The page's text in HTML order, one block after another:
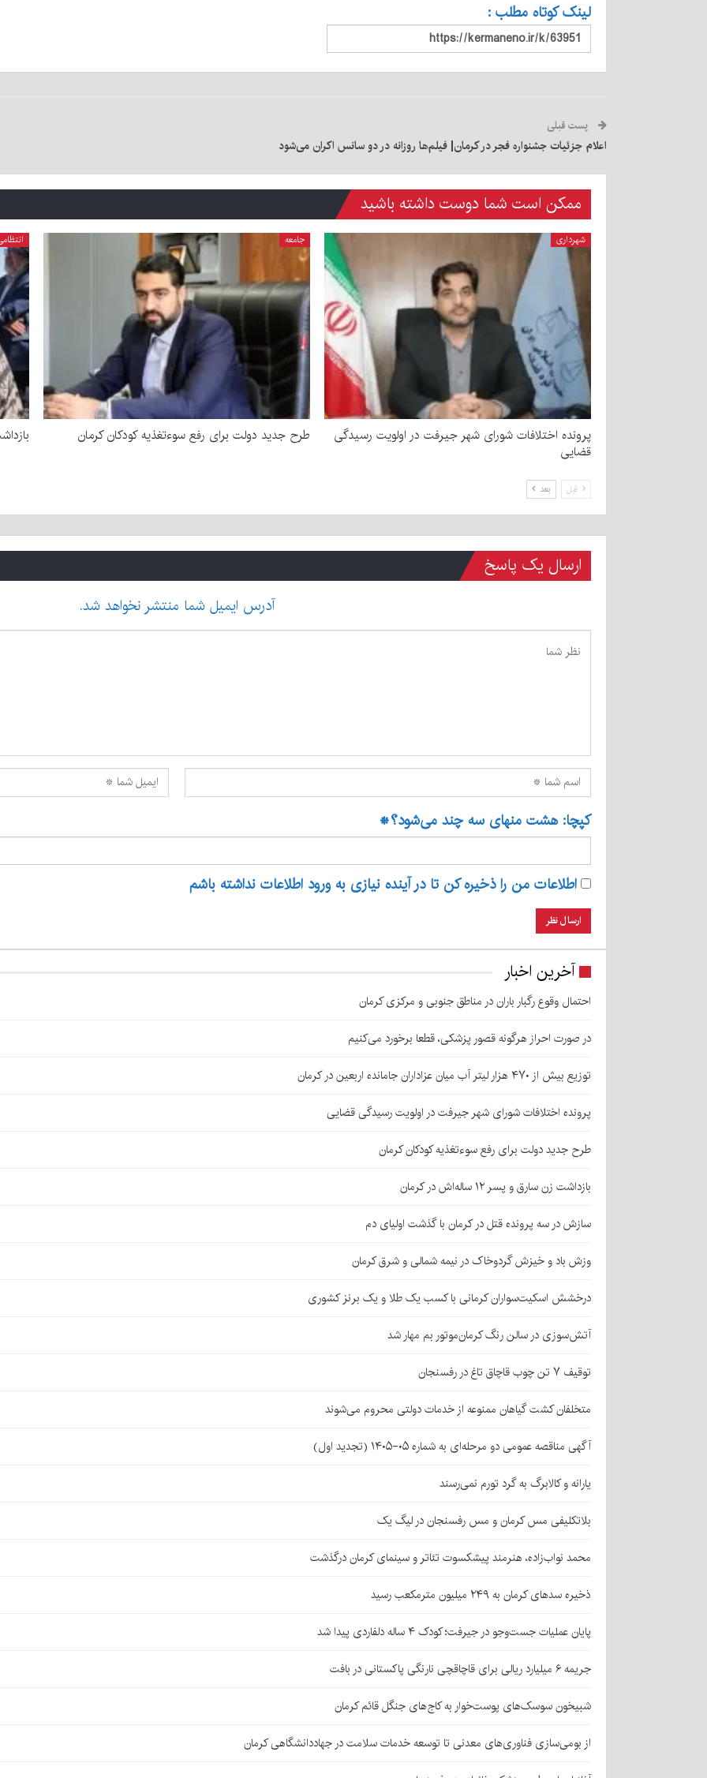
لینک کوتاه مطلب :
پست قبلی
اعلام جزئیات جشنواره فجر در کرمان| فیلم‌ها روزانه در دو سانس اکران می‌شود
ممکن است شما دوست داشته باشید
شهرداری
پرونده اختلافات شورای شهر جیرفت در اولویت رسیدگی
قضایی
جامعه
طرح جدید دولت برای رفع سوءتغذیه کودکان کرمان بازداشت
قبل بعد
ارسال یک پاسخ
آدرس ایمیل شما منتشر نخواهد شد.
کپچا: هشت منهای سه چند می‌شود؟*
اطلاعات من را ذخیره کن تا در آینده نیازی به ورود اطلاعات نداشته باشم
آخرین اخبار
احتمال وقوع رگبار باران در مناطق جنوبی و مرکزی کرمان
در صورت احراز هرگونه قصور پزشکی، قطعا برخورد می‌کنیم
توزیع بیش از ۴۷۰ هزار لیتر آب میان عزاداران جامانده اربعین در کرمان
پرونده اختلافات شورای شهر جیرفت در اولویت رسیدگی قضایی
طرح جدید دولت برای رفع سوءتغذیه کودکان کرمان
بازداشت زن سارق و پسر ۱۲ ساله‌اش در کرمان
سازش در سه پرونده قتل در کرمان با گذشت اولیای دم
وزش باد و خیزش گردوخاک در نیمه شمالی و شرق کرمان
درخشش اسکیت‌سواران کرمانی با کسب یک طلا و یک برنز کشوری
آتش‌سوزی در سالن رنگ کرمان‌موتور بم مهار شد
توقیف ۷ تن چوب قاچاق تاغ در رفسنجان
متخلفان کشت گیاهان ممنوعه از خدمات دولتی محروم می‌شوند
آگهی مناقصه عمومی دو مرحله‌ای به شماره ۰۵-۱۴۰۵ (تجدید اول)
یارانه و کالابرگ به گرد تورم نمی‌رسند
بلاتکلیفی مس کرمان و مس رفسنجان در لیگ یک
محمد نواب‌زاده، هنرمند پیشکسوت تئاتر و سینمای کرمان درگذشت
ذخیره سدهای کرمان به ۲۴۹ میلیون مترمکعب رسید
پایان عملیات جست‌وجو در جیرفت؛ کودک ۴ ساله دلفاردی پیدا شد
جریمه ۶ میلیارد ریالی برای قاچاقچی نارنگی پاکستانی در بافت
شبیخون سوسک‌های پوست‌خوار به کاج‌های جنگل قائم کرمان
از بومی‌سازی فناوری‌های معدنی تا توسعه خدمات سلامت در جهاددانشگاهی کرمان